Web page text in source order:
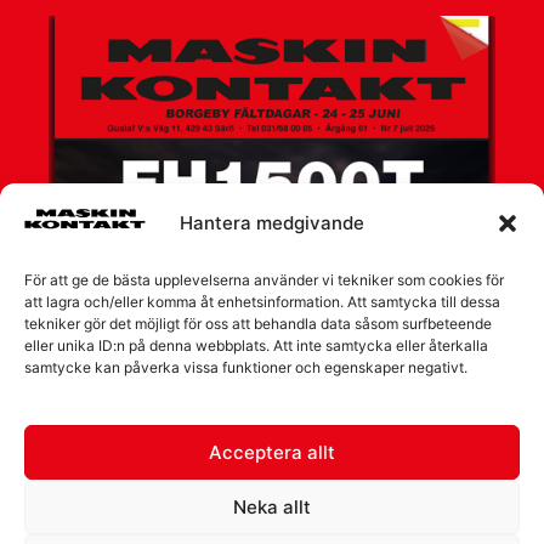
Hantera medgivande
För att ge de bästa upplevelserna använder vi tekniker som cookies för
att lagra och/eller komma åt enhetsinformation. Att samtycka till dessa
tekniker gör det möjligt för oss att behandla data såsom surfbeteende
eller unika ID:n på denna webbplats. Att inte samtycka eller återkalla
samtycke kan påverka vissa funktioner och egenskaper negativt.
Acceptera allt
Neka allt